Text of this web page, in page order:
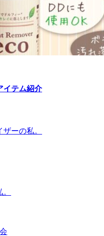
イテム紹介
ーの私。